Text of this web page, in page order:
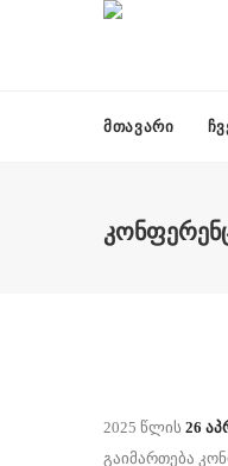
ᲛᲗᲐᲕᲐᲠᲘ
2025 წლის 26
გაიმართება